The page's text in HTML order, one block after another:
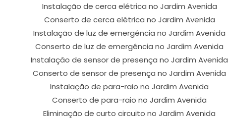
Instalação de cerca elétrica no Jardim Avenida
Conserto de cerca elétrica no Jardim Avenida
Instalação de luz de emergência no Jardim Avenida
Conserto de luz de emergência no Jardim Avenida
Instalação de sensor de presença no Jardim Avenida
Conserto de sensor de presença no Jardim Avenida
Instalação de para-raio no Jardim Avenida
Conserto de para-raio no Jardim Avenida
Eliminação de curto circuito no Jardim Avenida